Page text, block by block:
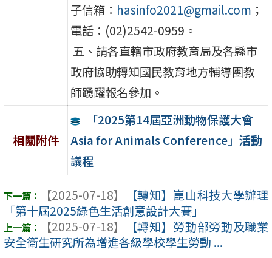
子信箱： hasinfo2021@gmail.com ；
電話：(02)2542-0959。
五、請各直轄市政府教育局及各縣市
政府協助轉知國民教育地方輔導團教
師踴躍報名參加。
相關附件
「2025第14屆亞洲動物保護大會
Asia for Animals Conference」活動
議程
【2025-07-18】
【轉知】崑山科技大學辦理
「第十屆2025綠色生活創意設計大賽」
【2025-07-18】
【轉知】勞動部勞動及職業
安全衛生研究所為增進各級學校學生勞動 ...